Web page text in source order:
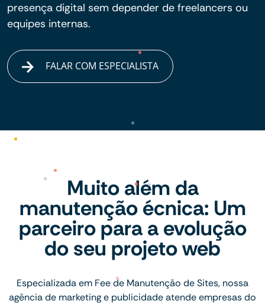
presença digital sem depender de freelancers ou
equipes internas.
FALAR COM ESPECIALISTA
Muito além da
manutenção écnica: Um
parceiro para a evolução
do seu projeto web
Especializada em Fee de Manutenção de Sites, nossa
agência de marketing e publicidade atende empresas do